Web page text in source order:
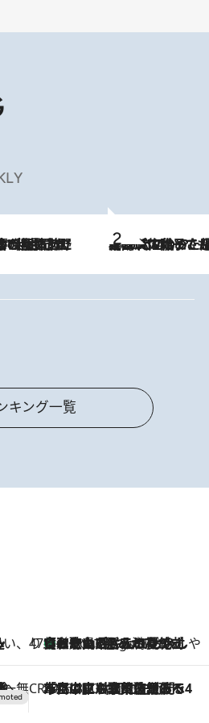
2026.8.5
【阿川佐和子さんの年とる力】なぜ70代で始めた趣味は“こんなに楽しい”のか？ ピアノ、俳句…スランプに陥っても続けられる“ある秘訣”とは
キング一覧
47都道府県の手みやげ ひんやりスイーツで夏を満喫
9 Hours Ago
【和歌山県】この夏絶対食べたい 冷やしておいしいおやつ3選 みかんがごろっと丸ごと入ったジュレ
所へ
体験 CREA'S CHOICE
2026.8.7
「立川にも歌舞伎があるんだよ」 片岡仁左衛門・市川中車ら豪華座組みで4年目の立川立飛歌舞伎へ